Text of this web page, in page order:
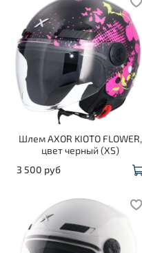
Шлем AXOR KIOTO FLOWER,
цвет черный (XS)
3 500 руб